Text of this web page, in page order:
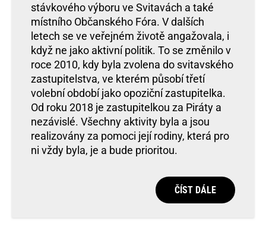
stávkového výboru ve Svitavách a také
místního Občanského Fóra. V dalších
letech se ve veřejném životě angažovala, i
když ne jako aktivní politik. To se změnilo v
roce 2010, kdy byla zvolena do svitavského
zastupitelstva, ve kterém působí třetí
volební období jako opoziční zastupitelka.
Od roku 2018 je zastupitelkou za Piráty a
nezávislé. Všechny aktivity byla a jsou
realizovány za pomoci její rodiny, která pro
ni vždy byla, je a bude prioritou.
ČÍST DÁLE